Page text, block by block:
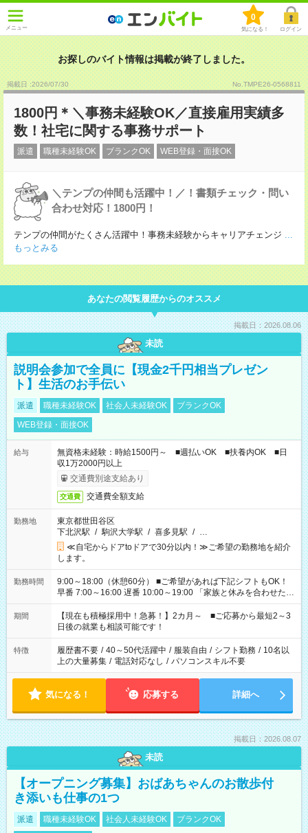
メニュー
0
気になる！ ログイン
お探しのバイト情報は掲載が終了しました。
掲載日 :2026/07/30 No.TMPE26-0568811
1800円＊＼事務未経験OK／直接雇用実績多
数！社宅に関する事務サポート
派遣 職種未経験OK ブランクOK WEB登録・面接OK
＼テンプの仲間も活躍中！／！書類チェック・問い
合わせ対応！1800円！
テンプの仲間がたくさん活躍中！事務未経験からキャリアチェンジ ...
もっとみる
あなたの閲覧履歴からのオススメ
掲載日：2026.08.06
未読
説明会参加で全員に【現金2千円相当プレゼン
ト】生活のお手伝い
派遣 職種未経験OK 社会人未経験OK
ブランクOK
WEB登録・面接OK
給与
無資格未経験：時給1500円～ ■週払いOK ■扶養内OK ■日
収1万2000円以上
交通費別途支給あり
交通費 交通費全額支給
勤務地
東京都世田谷区
下北沢駅 / 駒沢大学駅 / 喜多見駅 / …
≪自宅からドアtoドアで30分以内！≫ご希望の勤務地を紹介
します。
勤務時間
9:00～18:00（休憩60分） ■ご希望があれば下記シフトもOK！
早番 7:00～16:00 遅番 10:00～19:00 「家族と休みを合わせた
い」 「余裕を持って夕飯の準備がしたい」 「できれば残業はし
たくない」 など、ご希望を教えてくださいね。 ※Wワーク希望
の方へ 今ご覧のお仕事で希望する勤務時間と、もう1つのお仕事
の勤務時間。 合計で週40時間を超える場合は応募できません。
期間
【現在も積極採用中！急募！】2カ月～ ■ご応募から最短2～3
日後の就業も相談可能です！
特徴 履歴書不要 / 40～50代活躍中 / 服装自由 / シフト勤務 / 10名以
上の大量募集 / 電話対応なし / パソコンスキル不要
気になる！ 応募する 詳細へ
掲載日：2026.08.07
未読
【オープニング募集】おばあちゃんのお散歩付
き添いも仕事の1つ
派遣 職種未経験OK 社会人未経験OK
ブランクOK